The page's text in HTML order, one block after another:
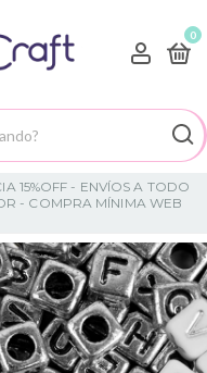
0
15%OFF - ENVÍOS A TODO
- COMPRA MÍNIMA WEB